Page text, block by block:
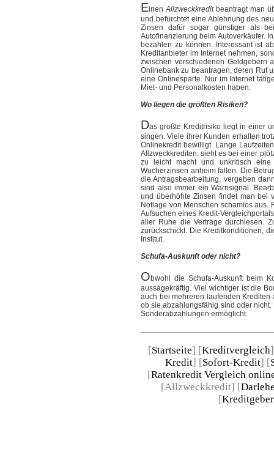
EinenAllzweckkreditbeantragt man
und befürchtet eine Ablehnung des
Zinsen dafür sogar günstiger als
Autofinanzierung beim Autoverkäufer.
bezahlen zu können. Interessant ist
Kreditanbieter im Internet nehmen,
zwischen verschiedenen Geldgebern
Onlinebank zu beantragen, deren Ruf
eine Onlinesparte. Nur im Internet
Miet- und Personalkosten haben.
Wo liegen die größten Risiken?
Das größte Kreditrisiko liegt in einer
singen. Viele ihrer Kunden erhalten
Onlinekredit bewilligt. Lange
Allzweckkrediten, sieht es bei einer
zu leicht macht und unkritisch eine
Wucherzinsen anheim fallen. Die
die Antragsbearbeitung, vergeben
sind also immer ein Warnsignal.
und überhöhte Zinsen findet man bei
Notlage von Menschen schamlos aus.
Aufsuchen eines Kredit-
aller Ruhe die Verträge durchlesen.
zurückschickt. Die Kreditkonditionen,
Institut.
Schufa-Auskunft oder nicht?
Obwohl die Schufa-Auskunft beim
aussagekräftig. Viel wichtiger ist die
auch bei mehreren laufenden
ob sie abzahlungsfähig sind oder
Sonderabzahlungen ermöglicht.
[Startseite] [Kreditvergleich
Kredit] [Sofort-Kredit] [
[Ratenkredit Vergleich
[Allzweckkredit] [
[